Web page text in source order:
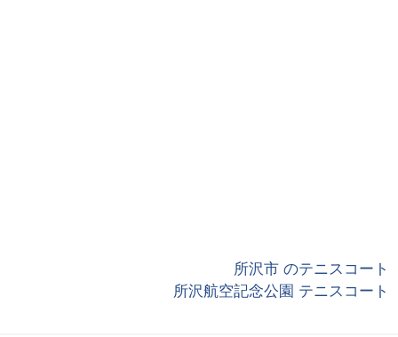
所沢市 のテニスコート
所沢航空記念公園 テニスコート